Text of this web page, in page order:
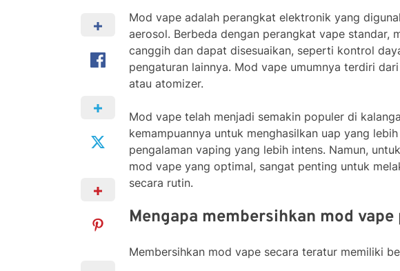
Mod vape adalah perangkat elektronik yang
aerosol. Berbeda dengan perangkat vape standar,
canggih dan dapat disesuaikan, seperti kontrol
pengaturan lainnya. Mod vape umumnya terdiri
atau atomizer.
Mod vape telah menjadi semakin populer di
kemampuannya untuk menghasilkan uap yang
pengalaman vaping yang lebih intens. Namun,
mod vape yang optimal, sangat penting untuk
secara rutin.
Mengapa membersihkan mod
Membersihkan mod vape secara teratur memiliki